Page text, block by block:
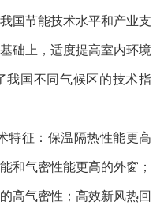
国节能技术水平和产业支
础上，适度提高室内环境
我国不同气候区的技术指
特征：保温隔热性能更高
和气密性能更高的外窗；
高气密性；高效新风热回